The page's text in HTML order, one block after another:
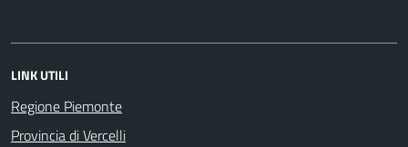
LINK UTILI
Regione Piemonte
Provincia di Vercelli